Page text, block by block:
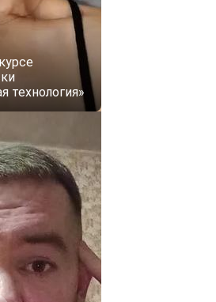
технология»
любой удобный мессенджер!
WhatsApp